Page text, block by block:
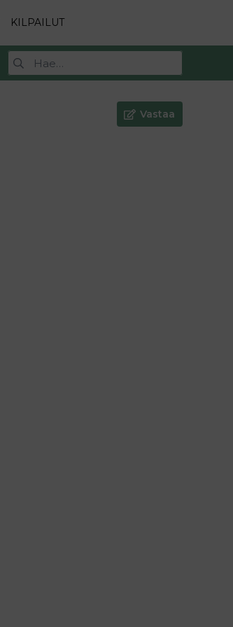
KILPAILUT
Vastaa